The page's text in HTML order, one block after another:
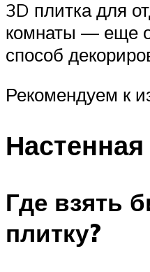
3D плитка для
комнаты — еще
способ
Рекомендуем к
Где взять
плитку?